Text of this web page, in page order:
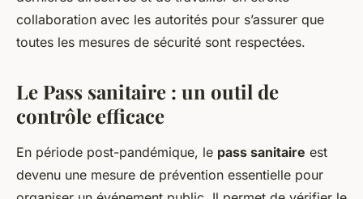
collaboration avec les autorités pour s’assurer que
toutes les mesures de sécurité sont respectées.
Le Pass sanitaire : un outil de
contrôle efficace
En période post-pandémique, le pass sanitaire est
devenu une mesure de prévention essentielle pour